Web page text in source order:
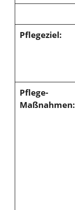
Pflegeziel:
Pflege-
Maßnahmen: